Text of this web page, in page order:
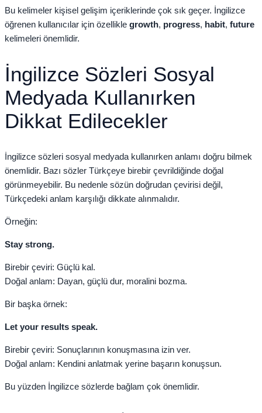
Bu kelimeler kişisel gelişim içeriklerinde çok sık geçer. İngilizce
öğrenen kullanıcılar için özellikle growth, progress, habit, future
kelimeleri önemlidir.
İngilizce Sözleri Sosyal
Medyada Kullanırken
Dikkat Edilecekler
İngilizce sözleri sosyal medyada kullanırken anlamı doğru bilmek
önemlidir. Bazı sözler Türkçeye birebir çevrildiğinde doğal
görünmeyebilir. Bu nedenle sözün doğrudan çevirisi değil,
Türkçedeki anlam karşılığı dikkate alınmalıdır.
Örneğin:
Stay strong.
Birebir çeviri: Güçlü kal.
Doğal anlam: Dayan, güçlü dur, moralini bozma.
Bir başka örnek:
Let your results speak.
Birebir çeviri: Sonuçlarının konuşmasına izin ver.
Doğal anlam: Kendini anlatmak yerine başarın konuşsun.
Bu yüzden İngilizce sözlerde bağlam çok önemlidir.